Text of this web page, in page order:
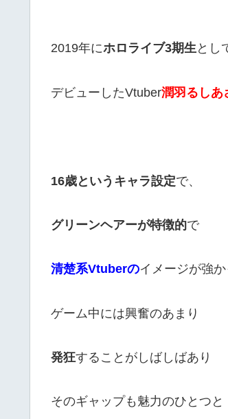
2019年にホロライブ3期生とし
デビューしたVtuber潤羽るしあ
16歳というキャラ設定で、
グリーンヘアーが特徴的で
清楚系Vtuberのイメージが強か
ゲーム中には興奮のあまり
発狂することがしばしばあり
そのギャップも魅力のひとつと